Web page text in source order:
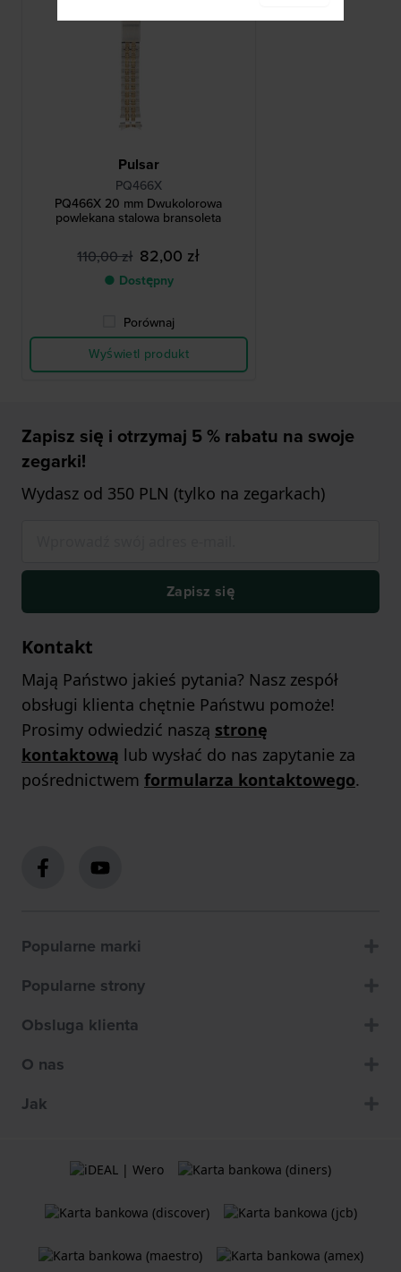
Pulsar
PQ466X
PQ466X 20 mm Dwukolorowa
powlekana stalowa bransoleta
110,00 zł 82,00 zł
● Dostępny
Porównaj
Wyświetl produkt
Zapisz się i otrzymaj 5 % rabatu na swoje
zegarki!
Wydasz od 350 PLN (tylko na zegarkach)
Zapisz się
Kontakt
Mają Państwo jakieś pytania? Nasz zespół
obsługi klienta chętnie Państwu pomoże!
Prosimy odwiedzić naszą stronę
kontaktową lub wysłać do nas zapytanie za
pośrednictwem formularza kontaktowego.
Popularne marki
Popularne strony
Obsluga klienta
O nas
Jak